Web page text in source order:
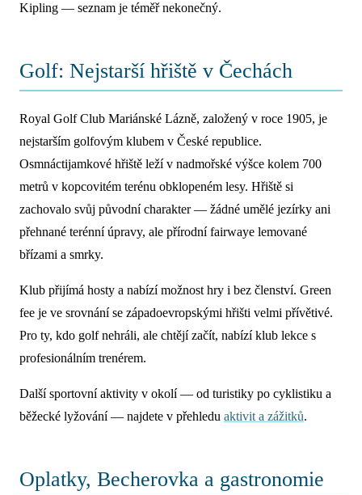
Kipling — seznam je téměř nekonečný.
Golf: Nejstarší hřiště v Čechách
Royal Golf Club Mariánské Lázně, založený v roce 1905, je
nejstarším golfovým klubem v České republice.
Osmnáctijamkové hřiště leží v nadmořské výšce kolem 700
metrů v kopcovitém terénu obklopeném lesy. Hřiště si
zachovalo svůj původní charakter — žádné umělé jezírky ani
přehnané terénní úpravy, ale přírodní fairwaye lemované
břízami a smrky.
Klub přijímá hosty a nabízí možnost hry i bez členství. Green
fee je ve srovnání se západoevropskými hřišti velmi přívětivé.
Pro ty, kdo golf nehráli, ale chtějí začít, nabízí klub lekce s
profesionálním trenérem.
Další sportovní aktivity v okolí — od turistiky po cyklistiku a
běžecké lyžování — najdete v přehledu aktivit a zážitků.
Oplatky, Becherovka a gastronomie